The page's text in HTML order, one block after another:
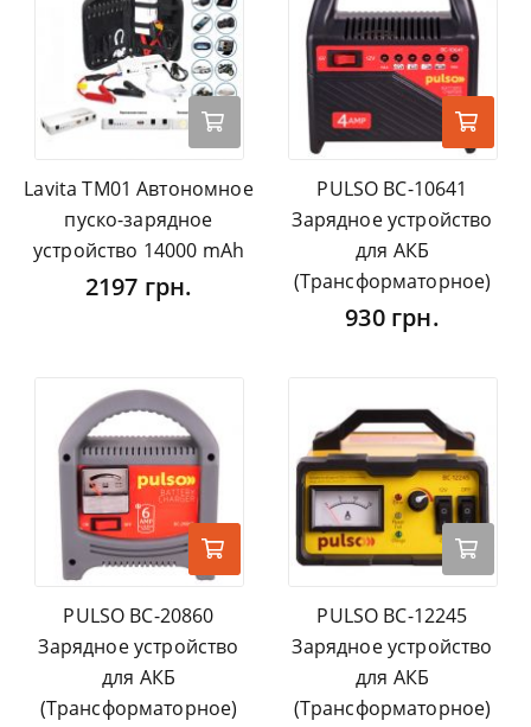
Lavita TM01 Автономное
пуско-зарядное
устройство 14000 mAh
2197 грн.
PULSO BC-10641
Зарядное устройство
для АКБ
(Трансформаторное)
930 грн.
PULSO BC-20860
Зарядное устройство
для АКБ
(Трансформаторное)
PULSO BC-12245
Зарядное устройство
для АКБ
(Трансформаторное)